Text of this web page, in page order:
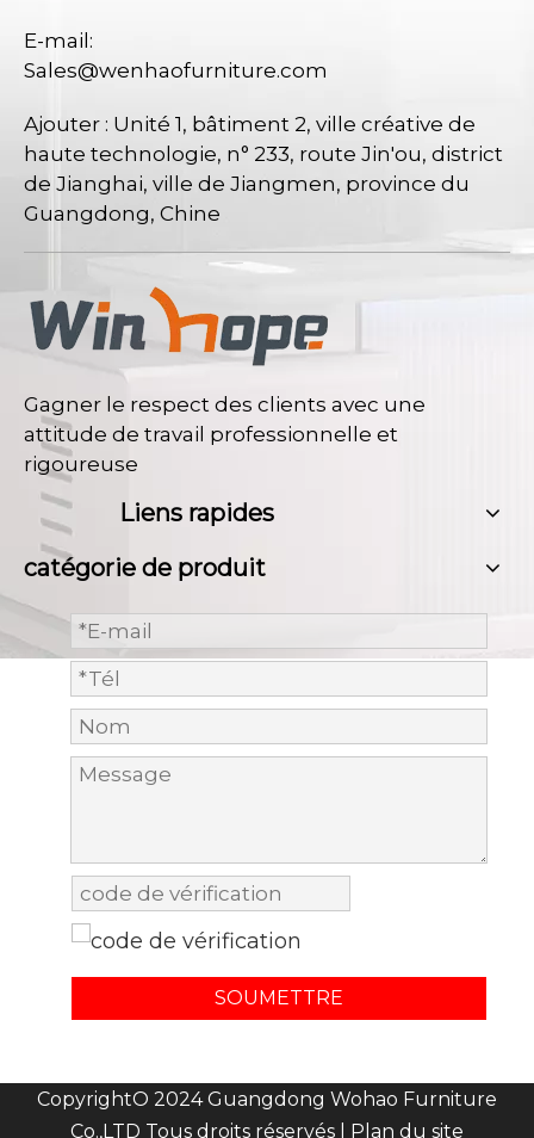
E-mail:
Sales@wenhaofurniture.com
Ajouter : Unité 1, bâtiment 2, ville créative de
haute technologie, n° 233, route Jin'ou, district
de Jianghai, ville de Jiangmen, province du
Guangdong, Chine
Gagner le respect des clients avec une
attitude de travail professionnelle et
rigoureuse
Liens rapides
catégorie de produit
SOUMETTRE
CopyrightO 2024 Guangdong Wohao Furniture
Co.,LTD Tous droits réservés | Plan du site